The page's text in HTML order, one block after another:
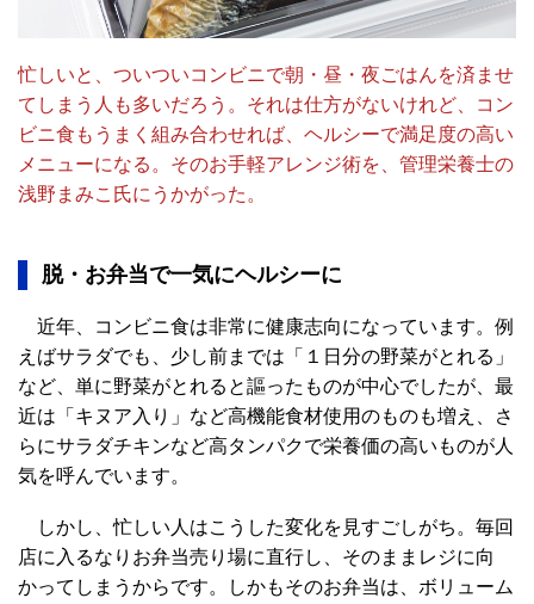
忙しいと、ついついコンビニで朝・昼・夜ごはんを済ませ
てしまう人も多いだろう。それは仕方がないけれど、コン
ビニ食もうまく組み合わせれば、ヘルシーで満足度の高い
メニューになる。そのお手軽アレンジ術を、管理栄養士の
浅野まみこ氏にうかがった。
脱・お弁当で一気にヘルシーに
近年、コンビニ食は非常に健康志向になっています。例
えばサラダでも、少し前までは「１日分の野菜がとれる」
など、単に野菜がとれると謳ったものが中心でしたが、最
近は「キヌア入り」など高機能食材使用のものも増え、さ
らにサラダチキンなど高タンパクで栄養価の高いものが人
気を呼んでいます。
しかし、忙しい人はこうした変化を見すごしがち。毎回
店に入るなりお弁当売り場に直行し、そのままレジに向
かってしまうからです。しかもそのお弁当は、ボリューム